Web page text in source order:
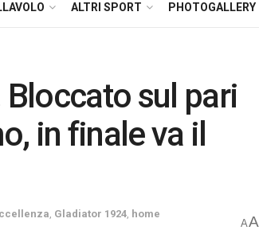
ALTRI SPORT PHOTOGALLERY
Bloccato sul pari
in finale va il
Gladiator 1924 home
AA